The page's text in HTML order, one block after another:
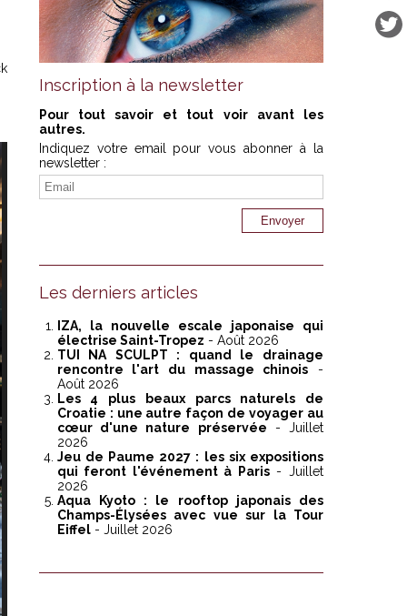
Inscription à la newsletter
Pour tout savoir et tout voir avant les
autres.
Indiquez votre email pour vous abonner à la
newsletter :
Les derniers articles
IZA, la nouvelle escale japonaise qui
électrise Saint-Tropez - Août 2026
TUI NA SCULPT : quand le drainage
rencontre l'art du massage chinois -
Août 2026
Les 4 plus beaux parcs naturels de
Croatie : une autre façon de voyager au
cœur d'une nature préservée - Juillet
2026
Jeu de Paume 2027 : les six expositions
qui feront l'événement à Paris- Juillet
2026
Aqua Kyoto : le rooftop japonais des
Champs-Élysées avec vue sur la Tour
Eiffel- Juillet 2026